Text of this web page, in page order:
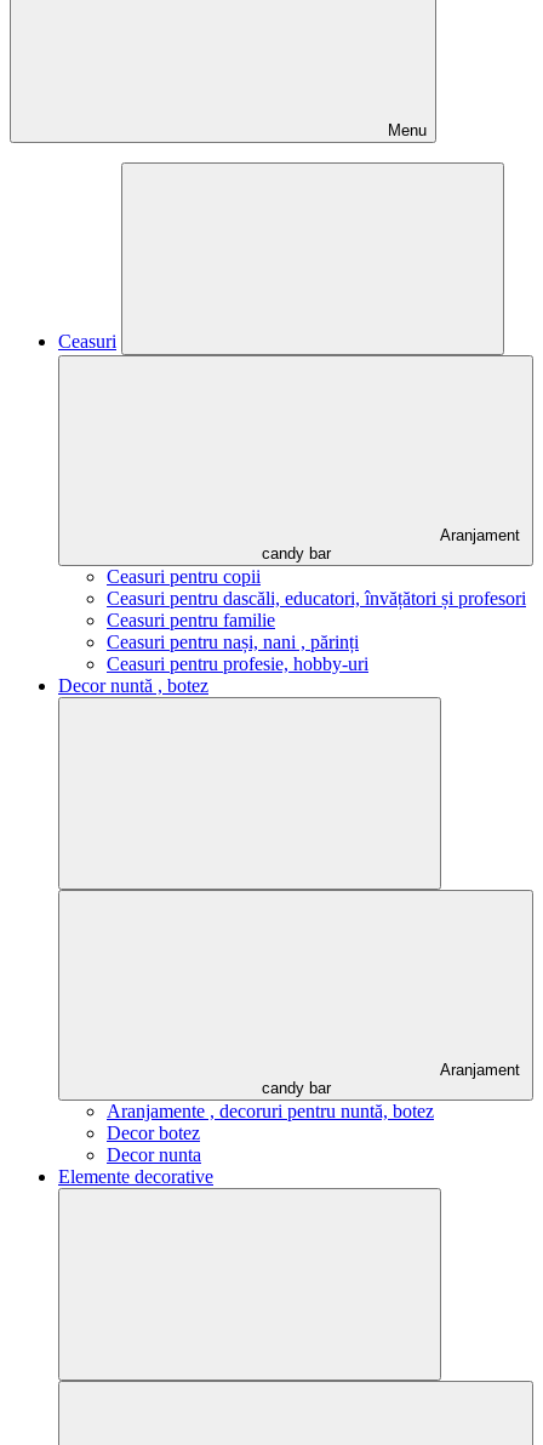
Menu
Ceasuri
Aranjament
candy bar
Ceasuri pentru copii
Ceasuri pentru dascăli, educatori, învățători și profesori
Ceasuri pentru familie
Ceasuri pentru nași, nani , părinți
Ceasuri pentru profesie, hobby-uri
Decor nuntă , botez
Aranjament
candy bar
Aranjamente , decoruri pentru nuntă, botez
Decor botez
Decor nunta
Elemente decorative